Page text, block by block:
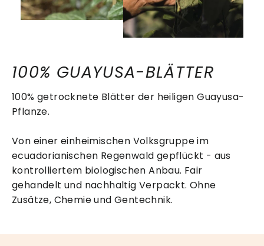
100% GUAYUSA-BLÄTTER
100% getrocknete Blätter der heiligen Guayusa-
Pflanze.
Von einer einheimischen Volksgruppe im
ecuadorianischen Regenwald gepflückt - aus
kontrolliertem biologischen Anbau. Fair
gehandelt und nachhaltig Verpackt. Ohne
Zusätze, Chemie und Gentechnik.